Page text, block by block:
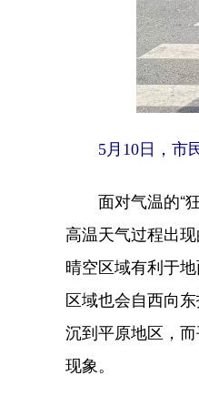
5月10日，市
面对气温的“狂
高温天气过程出
晴空区域有利于
区域也会自西向
沉到平原地区，
现象。